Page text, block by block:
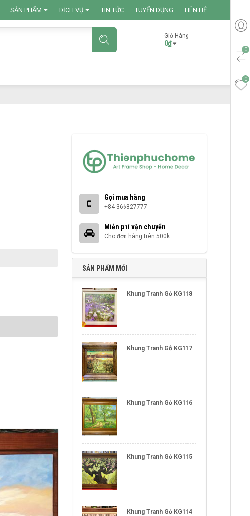
SẢN PHẨM DỊCH VỤ TIN TỨC TUYỂN DỤNG LIÊN HỆ
Giỏ Hàng
0₫
NEW
Gọi mua hàng
+84 366827777
Miễn phí vận chuyển
Cho đơn hàng trên 500k
SẢN PHẨM MỚI
Khung Tranh Gỗ KG118
Khung Tranh Gỗ KG117
Khung Tranh Gỗ KG116
Khung Tranh Gỗ KG115
Khung Tranh Gỗ KG114